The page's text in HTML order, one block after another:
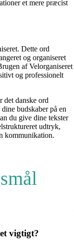
et mere præcist
Dette ord
og organiseret
af Velorganiseret
og professionelt
det danske ord
budskaber på en
du give dine tekster
udtryk,
kommunikation.
vigtigt?